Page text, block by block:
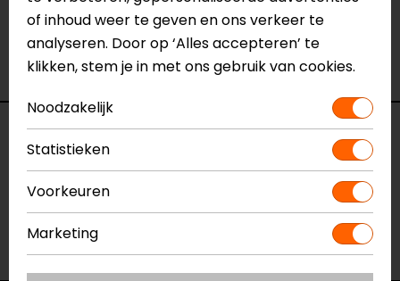
het product bekijken & passen en staan onze
verkoopmedewerkers voor je klaar met advies.
Bekijk onze andere onderhoudsmiddelen.
Specificaties
Merk
SECA
Kleur
N.v.t.
of inhoud weer te geven en ons verkeer te
analyseren. Door op ‘Alles accepteren’ te
klikken, stem je in met ons gebruik van cookies.
Noodzakelijk
Statistieken
Voorkeuren
Marketing